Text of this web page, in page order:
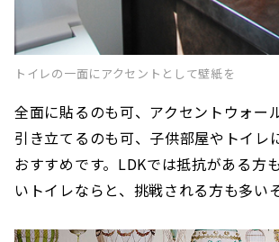
トイレの一面にアクセントとして壁紙を
全面に貼るのも可、アクセントウォー
引き立てるのも可、子供部屋やトイレ
おすすめです。LDKでは抵抗がある方
いトイレならと、挑戦される方も多い